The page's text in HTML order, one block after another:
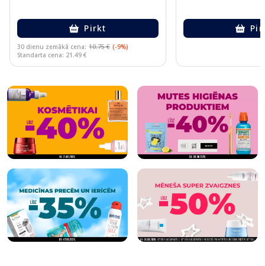
Pirkt
30 dienu zemākā cena: 10.75 € (-9%)
Standarta cena: 21.49 €